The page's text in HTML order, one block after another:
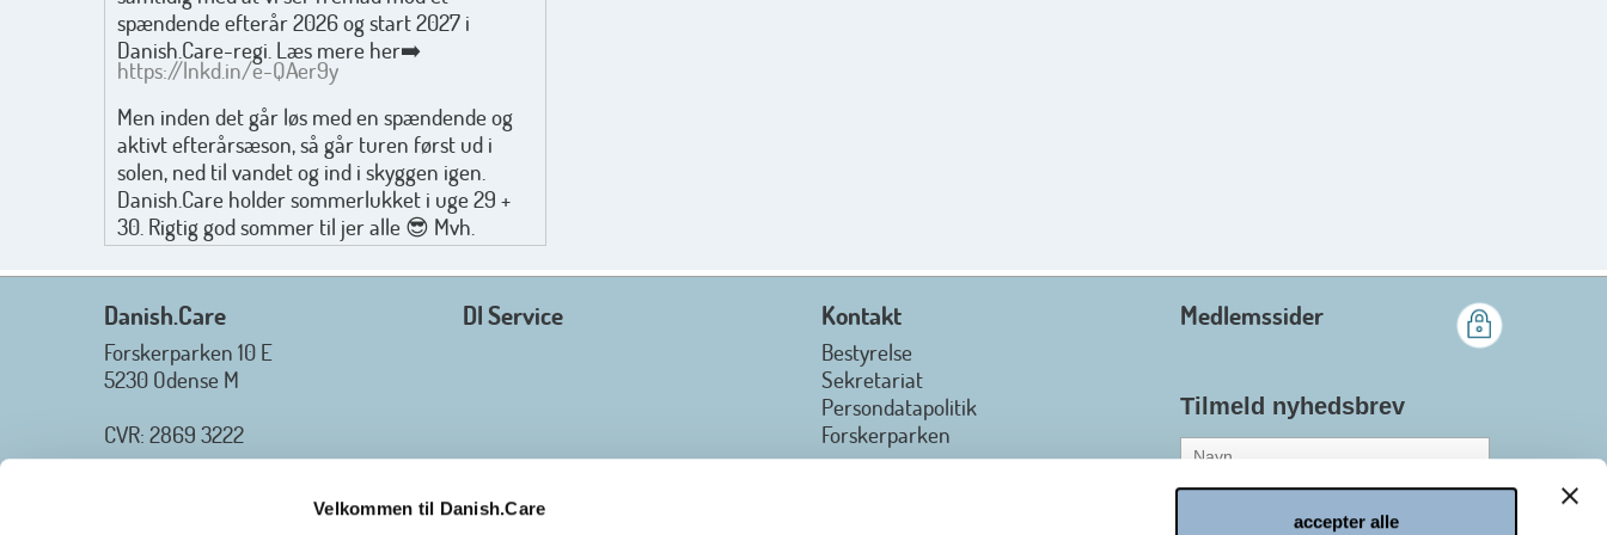
Velkommen til Danish.Care
accepter alle
spændende efterår 2026 og start 2027 i
Danish.Care-regi. Læs mere her➡️
https://lnkd.in/e-QAer9y
Men inden det går løs med en spændende og
aktivt efterårsæson, så går turen først ud i
solen, ned til vandet og ind i skyggen igen.
Danish.Care holder sommerlukket i uge 29 +
30. Rigtig god sommer til jer alle 😎 Mvh.
Anders, Helle og Malthe
Danish.Care
Forskerparken 10 E
5230 Odense M
CVR: 2869 3222
_________________
: info@danish.care
DI Service Kontakt
Bestyrelse
Sekretariat
Persondatapolitik
Forskerparken
Medlemssider
Tilmeld nyhedsbrev
Medlem af Danish.Care